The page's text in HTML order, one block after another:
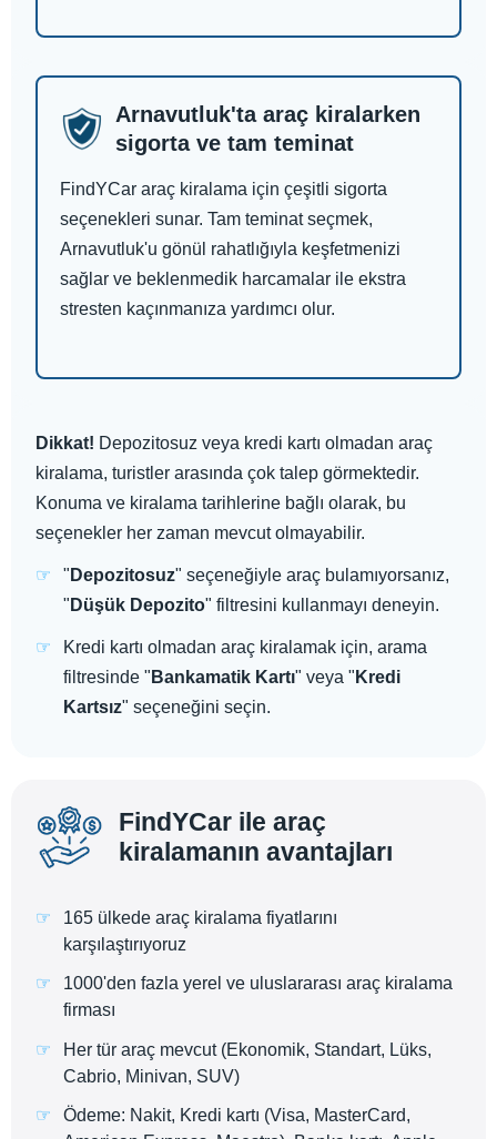
Arnavutluk'ta araç kiralarken
sigorta ve tam teminat
FindYCar araç kiralama için çeşitli sigorta
seçenekleri sunar. Tam teminat seçmek,
Arnavutluk'u gönül rahatlığıyla keşfetmenizi
sağlar ve beklenmedik harcamalar ile ekstra
stresten kaçınmanıza yardımcı olur.
Dikkat! Depozitosuz veya kredi kartı olmadan araç
kiralama, turistler arasında çok talep görmektedir.
Konuma ve kiralama tarihlerine bağlı olarak, bu
seçenekler her zaman mevcut olmayabilir.
" Depozitosuz" seçeneğiyle araç bulamıyorsanız,
" Düşük Depozito" filtresini kullanmayı deneyin.
Kredi kartı olmadan araç kiralamak için, arama
filtresinde " Bankamatik Kartı" veya " Kredi
Kartsız" seçeneğini seçin.
FindYCar ile araç
kiralamanın avantajları
165 ülkede araç kiralama fiyatlarını
karşılaştırıyoruz
1000'den fazla yerel ve uluslararası araç kiralama
firması
Her tür araç mevcut (Ekonomik, Standart, Lüks,
Cabrio, Minivan, SUV)
Ödeme: Nakit, Kredi kartı (Visa, MasterCard,